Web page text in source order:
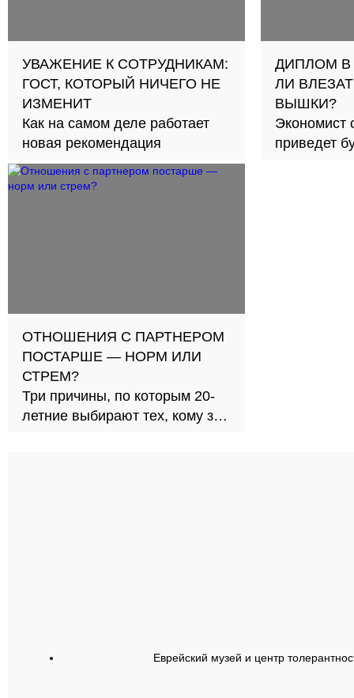
УВАЖЕНИЕ К СОТРУДНИКАМ:
ГОСТ, КОТОРЫЙ НИЧЕГО НЕ
ИЗМЕНИТ
Как на самом деле работает
новая рекомендация
ДИПЛОМ В
ЛИ
ВЫШКИ?
Экономист
приведет
ОТНОШЕНИЯ С ПАРТНЕРОМ
ПОСТАРШЕ — НОРМ ИЛИ
СТРЕМ?
Три причины, по которым 20-
летние выбирают тех, кому за
Еврейский музей и центр